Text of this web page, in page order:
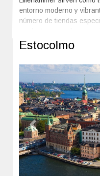
que la rodean. Además,
excursiones por los
entorno moderno y
número de tiendas
con numerosos museos
Maihaugen, el Museo
ciudad puedes encontrar
Hunderfossen, con más
para todas las edades.
Estocolmo
Previous